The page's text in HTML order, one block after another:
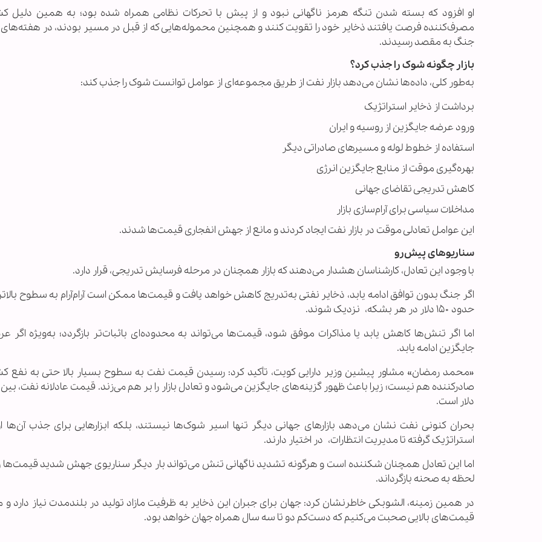
او افزود که بسته شدن تنگه هرمز ناگهانی نبود و از پیش با تحرکات نظامی همراه شده بود؛ به همین دلیل
مصرف‌کننده فرصت یافتند ذخایر خود را تقویت کنند و همچنین محموله‌هایی که از قبل در مسیر بودند، در
جنگ به مقصد رسیدند.
بازار چگونه شوک را جذب کرد؟
به‌طور کلی، داده‌ها نشان می‌دهد بازار نفت از طریق مجموعه‌ای از عوامل توانست شوک را جذب کند:
برداشت از ذخایر استراتژیک
ورود عرضه جایگزین از روسیه و ایران
استفاده از خطوط لوله و مسیرهای صادراتی دیگر
بهره‌گیری موقت از منابع جایگزین انرژی
کاهش تدریجی تقاضای جهانی
مداخلات سیاسی برای آرام‌سازی بازار
این عوامل تعادلی موقت در بازار نفت ایجاد کردند و مانع از جهش انفجاری قیمت‌ها شدند.
سناریوهای پیش‌رو
با وجود این تعادل، کارشناسان هشدار می‌دهند که بازار همچنان در مرحله فرسایش تدریجی، قرار دارد.
اگر جنگ بدون توافق ادامه یابد، ذخایر نفتی به‌تدریج کاهش خواهد یافت و قیمت‌ها ممکن است آرام‌آرام به سطوح
حدود ۱۵۰ دلار در هر بشکه، نزدیک شوند.
اما اگر تنش‌ها کاهش یابد یا مذاکرات موفق شود، قیمت‌ها می‌تواند به محدوده‌ای باثبات‌تر بازگردد؛ به‌ویژه اگر
جایگزین ادامه یابد.
«محمد رمضان» مشاور پیشین وزیر دارایی کویت، تأکید کرد: رسیدن قیمت نفت به سطوح بسیار بالا حتی به نفع
دلار است.
بحران کنونی نفت نشان می‌دهد بازارهای جهانی دیگر تنها اسیر شوک‌ها نیستند، بلکه ابزارهایی برای جذب آن‌ها
استراتژیک گرفته تا مدیریت انتظارات، در اختیار دارند.
اما این تعادل همچنان شکننده است و هرگونه تشدید ناگهانی تنش می‌تواند بار دیگر سناریوی جهش شدید قیمت‌ها
لحظه به صحنه بازگرداند.
در همین زمینه، الشوبکی خاطرنشان کرد: جهان برای جبران این ذخایر به ظرفیت مازاد تولید در بلندمدت نیاز دارد و
قیمت‌های بالایی صحبت می‌کنیم که دست‌کم دو تا سه سال همراه جهان خواهد بود.